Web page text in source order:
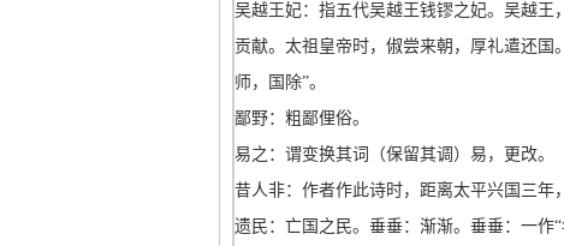
吴越王妃：指五代吴越王钱镠之妃。吴越王
贡献。太祖皇帝时，俶尝来朝，厚礼遣还国
师，国除”。
鄙野：粗鄙俚俗。
易之：谓变换其词（保留其调）易，更改。
昔人非：作者作此诗时，距离太平兴国三年
遗民：亡国之民。垂垂：渐渐。垂垂：一作“